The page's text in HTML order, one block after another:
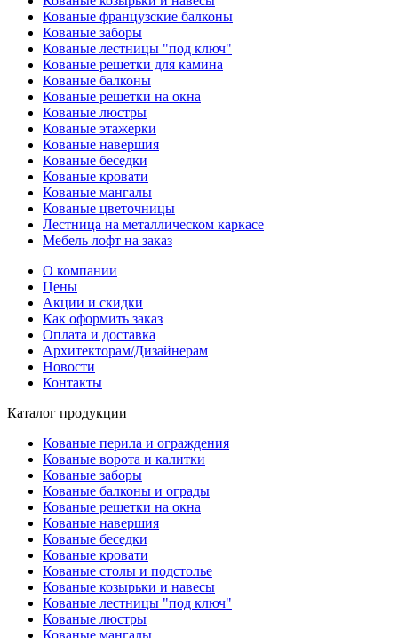
Кованые французские балконы
Кованые заборы
Кованые лестницы "под ключ"
Кованые решетки для камина
Кованые балконы
Кованые решетки на окна
Кованые люстры
Кованые этажерки
Кованые навершия
Кованые беседки
Кованые кровати
Кованые мангалы
Кованые цветочницы
Лестница на металлическом каркасе
Мебель лофт на заказ
О компании
Цены
Акции и скидки
Как оформить заказ
Оплата и доставка
Архитекторам/Дизайнерам
Новости
Контакты
Каталог продукции
Кованые перила и ограждения
Кованые ворота и калитки
Кованые заборы
Кованые балконы и ограды
Кованые решетки на окна
Кованые навершия
Кованые беседки
Кованые кровати
Кованые столы и подстолье
Кованые козырьки и навесы
Кованые лестницы "под ключ"
Кованые люстры
Кованые мангалы